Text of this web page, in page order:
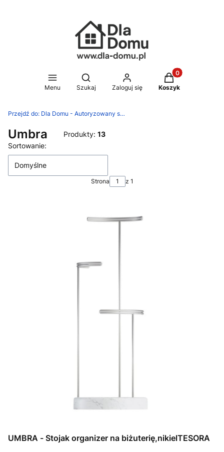
Menu
Otwórz wyszukiwarkę
Szukaj Zaloguj się
Produkty w
Koszyk
Przejdź do: Dla Domu - Autoryzowany sklep Silit, WMF, Zwilling
Umbra Produkty: 13
Lista produktów
Sortowanie:
Domyślne
Strona z 1
UMBRA - Stojak organizer na biżuterię,nikielTESORA